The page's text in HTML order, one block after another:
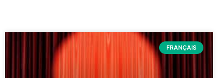
FRANÇAIS